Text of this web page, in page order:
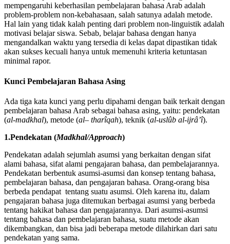
mempengaruhi keberhasilan pembelajaran bahasa Arab adalah
problem-problem non-kebahasaan, salah satunya adalah metode.
Hal lain yang tidak kalah penting dari problem non-linguistik adalah
motivasi belajar siswa. Sebab, belajar bahasa dengan hanya
mengandalkan waktu yang tersedia di kelas dapat dipastikan tidak
akan sukses kecuali hanya untuk memenuhi kriteria ketuntasan
minimal rapor.
Kunci Pembelajaran Bahasa Asing
Ada tiga kata kunci yang perlu dipahami dengan baik terkait dengan
pembelajaran bahasa Arab sebagai bahasa asing, yaitu: pendekatan
(al-madkhal), metode (al– tharîqah), teknik (al-uslûb al-ijrâʼî).
1.Pendekatan (Madkhal/Approach)
Pendekatan adalah sejumlah asumsi yang berkaitan dengan sifat
alami bahasa, sifat alami pengajaran bahasa, dan pembelajarannya.
Pendekatan berbentuk asumsi-asumsi dan konsep tentang bahasa,
pembelajaran bahasa, dan pengajaran bahasa. Orang-orang bisa
berbeda pendapat tentang suatu asumsi. Oleh karena itu, dalam
pengajaran bahasa juga ditemukan berbagai asumsi yang berbeda
tentang hakikat bahasa dan pengajarannya. Dari asumsi-asumsi
tentang bahasa dan pembelajaran bahasa, suatu metode akan
dikembangkan, dan bisa jadi beberapa metode dilahirkan dari satu
pendekatan yang sama.